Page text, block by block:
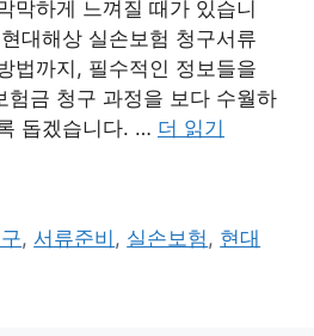
막하게 느껴질 때가 있습니
대해상 실손보험 청구서류
법까지, 필수적인 정보들을
험금 청구 과정을 보다 수월하
돕겠습니다. … 더 읽기
, 서류준비 , 실손보험, 현대